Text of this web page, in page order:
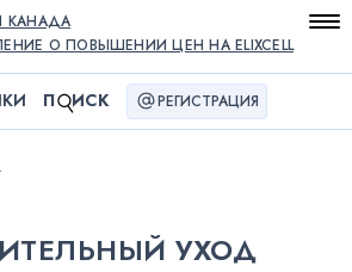
О ПОВЫШЕНИИ ЦЕН НА ELIXCELL
КАНАДА
П ИСК РЕГИСТРАЦИЯ
УХОД